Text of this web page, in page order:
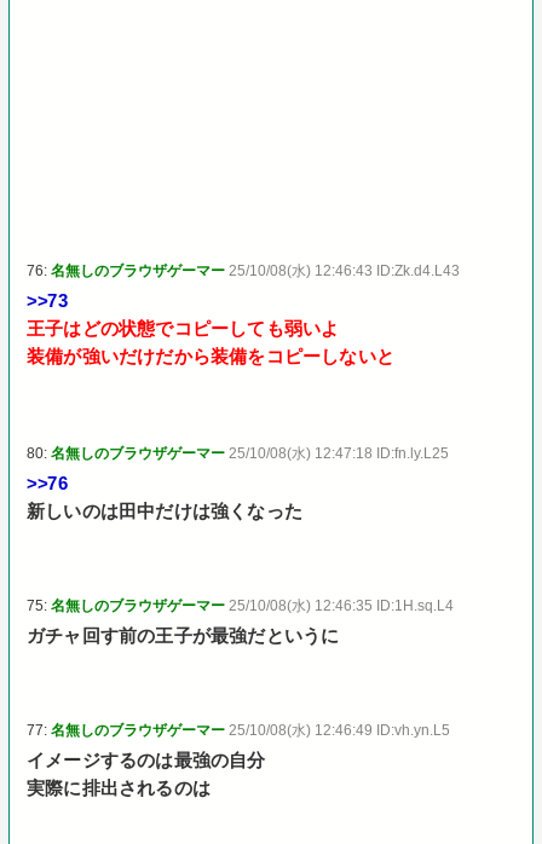
76:名無しのブラウザゲーマー 25/10/08(水) 12:46:43 ID:Zk.d4.L43
>>73
王子はどの状態でコピーしても弱いよ
装備が強いだけだから装備をコピーしないと
80:名無しのブラウザゲーマー 25/10/08(水) 12:47:18 ID:fn.ly.L25
>>76
新しいのは田中だけは強くなった
75:名無しのブラウザゲーマー 25/10/08(水) 12:46:35 ID:1H.sq.L4
ガチャ回す前の王子が最強だというに
77:名無しのブラウザゲーマー 25/10/08(水) 12:46:49 ID:vh.yn.L5
イメージするのは最強の自分
実際に排出されるのは